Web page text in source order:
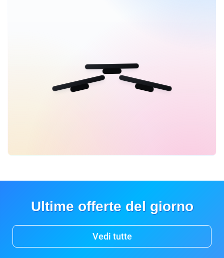
Ultime offerte del giorno
Vedi tutte